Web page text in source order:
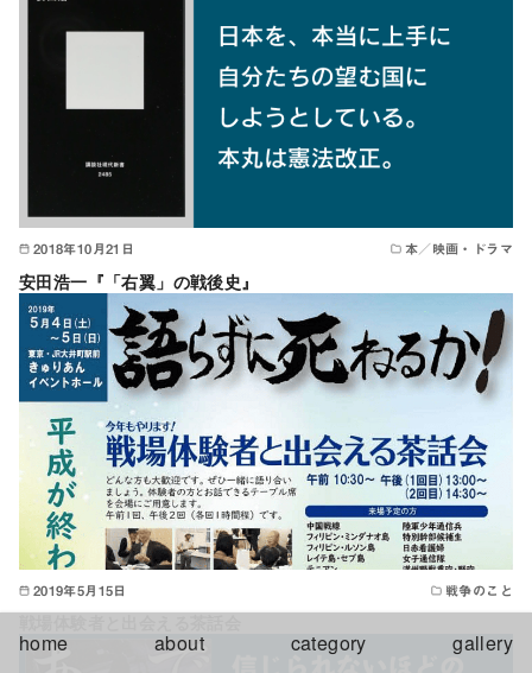
2018年10月21日 本／映画・ドラマ
安田浩一『「右翼」の戦後史』
2019年5月15日 戦争のこと
home about category gallery